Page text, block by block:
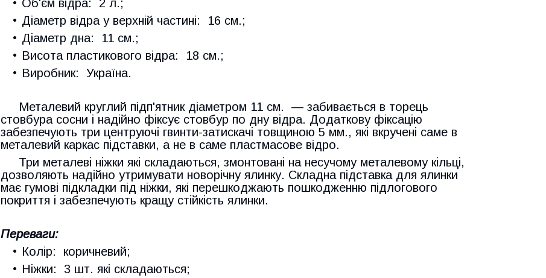
Об'єм відра: 2 л.;
Діаметр відра у верхній частині: 16 см.;
Діаметр дна: 11 см.;
Висота пластикового відра: 18 см.;
Виробник: Україна.
Металевий круглий підп'ятник діаметром 11 см. — забивається в торець
стовбура сосни і надійно фіксує стовбур по дну відра. Додаткову фіксацію
забезпечують три центруючі гвинти-затискачі товщиною 5 мм., які вкручені саме в
металевий каркас підставки, а не в саме пластмасове відро.
Три металеві ніжки які складаються, змонтовані на несучому металевому кільці,
дозволяють надійно утримувати новорічну ялинку. Складна підставка для ялинки
має гумові підкладки під ніжки, які перешкоджають пошкодженню підлогового
покриття і забезпечують кращу стійкість ялинки.
Переваги:
Колір: коричневий;
Ніжки: 3 шт. які складаються;